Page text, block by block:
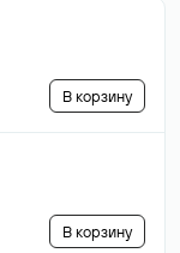
В корзину
В корзину